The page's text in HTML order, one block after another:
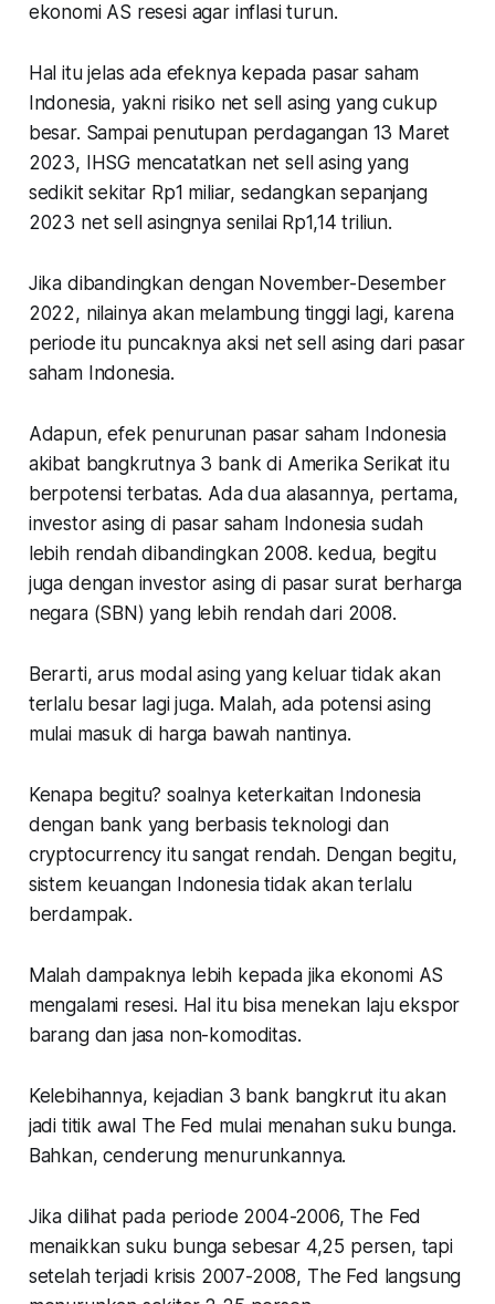
ekonomi AS resesi agar inflasi turun.
Hal itu jelas ada efeknya kepada pasar saham
Indonesia, yakni risiko net sell asing yang cukup
besar. Sampai penutupan perdagangan 13 Maret
2023, IHSG mencatatkan net sell asing yang
sedikit sekitar Rp1 miliar, sedangkan sepanjang
2023 net sell asingnya senilai Rp1,14 triliun.
Jika dibandingkan dengan November-Desember
2022, nilainya akan melambung tinggi lagi, karena
periode itu puncaknya aksi net sell asing dari pasar
saham Indonesia.
Adapun, efek penurunan pasar saham Indonesia
akibat bangkrutnya 3 bank di Amerika Serikat itu
berpotensi terbatas. Ada dua alasannya, pertama,
investor asing di pasar saham Indonesia sudah
lebih rendah dibandingkan 2008. kedua, begitu
juga dengan investor asing di pasar surat berharga
negara (SBN) yang lebih rendah dari 2008.
Berarti, arus modal asing yang keluar tidak akan
terlalu besar lagi juga. Malah, ada potensi asing
mulai masuk di harga bawah nantinya.
Kenapa begitu? soalnya keterkaitan Indonesia
dengan bank yang berbasis teknologi dan
cryptocurrency itu sangat rendah. Dengan begitu,
sistem keuangan Indonesia tidak akan terlalu
berdampak.
Malah dampaknya lebih kepada jika ekonomi AS
mengalami resesi. Hal itu bisa menekan laju ekspor
barang dan jasa non-komoditas.
Kelebihannya, kejadian 3 bank bangkrut itu akan
jadi titik awal The Fed mulai menahan suku bunga.
Bahkan, cenderung menurunkannya.
Jika dilihat pada periode 2004-2006, The Fed
menaikkan suku bunga sebesar 4,25 persen, tapi
setelah terjadi krisis 2007-2008, The Fed langsung